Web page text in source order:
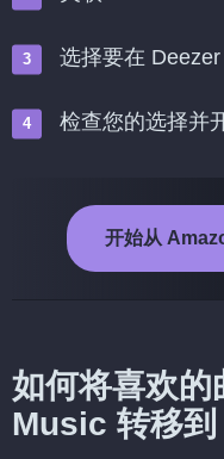
选择要在
检查您的选择并
开始从
如何将喜欢
Music 转移